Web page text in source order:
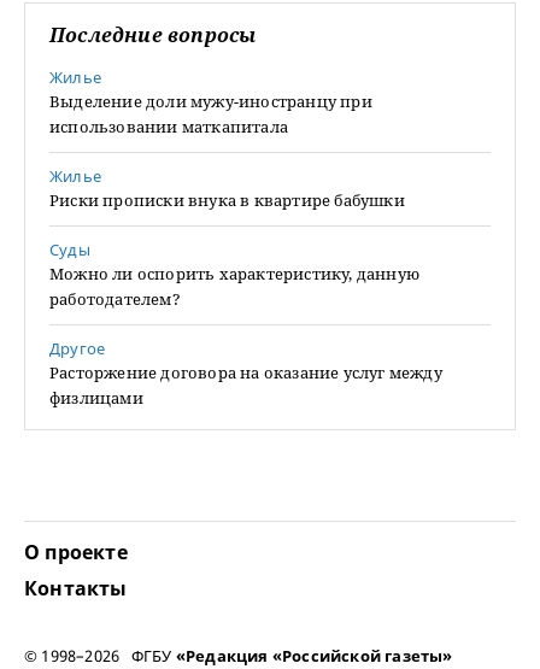
Последние вопросы
Жилье
Выделение доли мужу-иностранцу при
использовании маткапитала
Жилье
Риски прописки внука в квартире бабушки
Суды
Можно ли оспорить характеристику, данную
работодателем?
Другое
Расторжение договора на оказание услуг между
физлицами
О проекте
Контакты
© 1998–2026 ФГБУ «Редакция «Российской газеты»